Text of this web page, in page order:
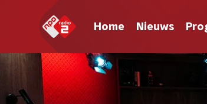
Home Nieuws